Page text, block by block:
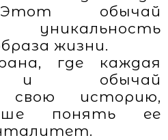
обычай
уникальность
жизни.
где каждая
и обычай
свою историю,
понять ее